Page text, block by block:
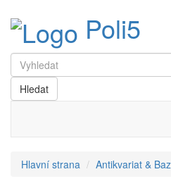
Poli5
Hlavní strana Antikvariat &